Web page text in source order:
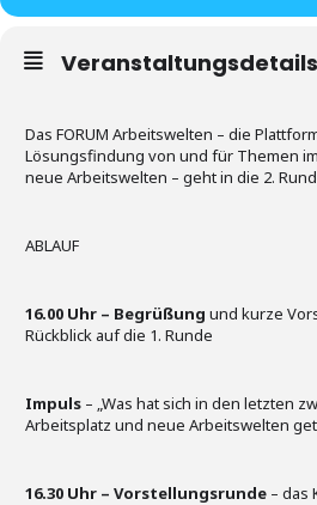
Veranstaltungsdetails
Das FORUM Arbeitswelten – die
Lösungsfindung von und für Themen
neue Arbeitswelten – geht in die 2.
ABLAUF
16.00 Uhr – Begrüßung und kurze
Rückblick auf die 1. Runde
Impuls – „Was hat sich in den letzten
Arbeitsplatz und neue Arbeitswelten
16.30 Uhr – Vorstellungsrunde – das